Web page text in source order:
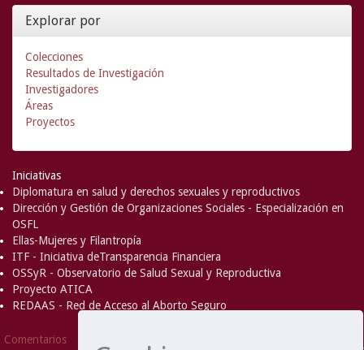
Explorar por
Colecciones
Resultados de Investigación
Investigadores
Áreas
Proyectos
Iniciativas
Diplomatura en salud y derechos sexuales y reproductivos
Dirección y Gestión de Organizaciones Sociales - Especialización en
OSFL
Ellas-Mujeres y Filantropía
ITF - Iniciativa deTransparencia Financiera
OSSyR - Observatorio de Salud Sexual y Reproductiva
Proyecto ATICA
REDAAS - Red de Acceso al Aborto Seguro
Comentarios